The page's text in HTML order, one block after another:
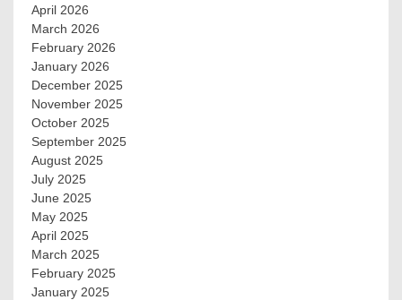
April 2026
March 2026
February 2026
January 2026
December 2025
November 2025
October 2025
September 2025
August 2025
July 2025
June 2025
May 2025
April 2025
March 2025
February 2025
January 2025